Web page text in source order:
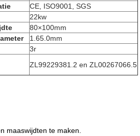
CE, ISO9001, SGS
22kw
80×100mm
1.65.0mm
3r
ZL99229381.2 en ZL00267066.5
maaswijdten te maken.